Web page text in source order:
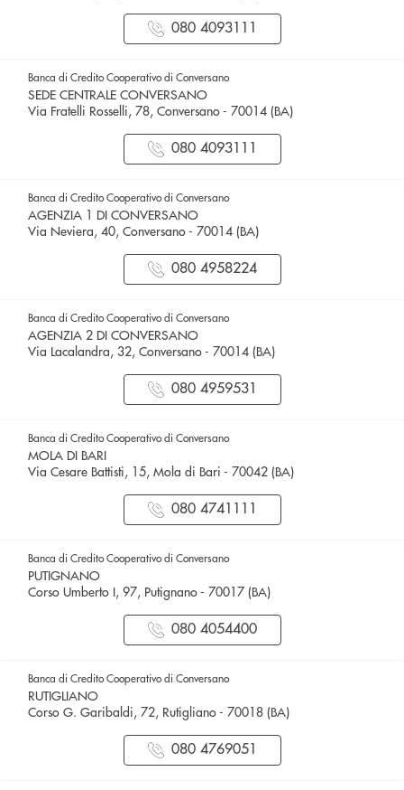
080 4093111
Banca di Credito Cooperativo di Conversano
SEDE CENTRALE CONVERSANO
Via Fratelli Rosselli, 78, Conversano - 70014 (BA)
080 4093111
Banca di Credito Cooperativo di Conversano
AGENZIA 1 DI CONVERSANO
Via Neviera, 40, Conversano - 70014 (BA)
080 4958224
Banca di Credito Cooperativo di Conversano
AGENZIA 2 DI CONVERSANO
Via Lacalandra, 32, Conversano - 70014 (BA)
080 4959531
Banca di Credito Cooperativo di Conversano
MOLA DI BARI
Via Cesare Battisti, 15, Mola di Bari - 70042 (BA)
080 4741111
Banca di Credito Cooperativo di Conversano
PUTIGNANO
Corso Umberto I, 97, Putignano - 70017 (BA)
080 4054400
Banca di Credito Cooperativo di Conversano
RUTIGLIANO
Corso G. Garibaldi, 72, Rutigliano - 70018 (BA)
080 4769051